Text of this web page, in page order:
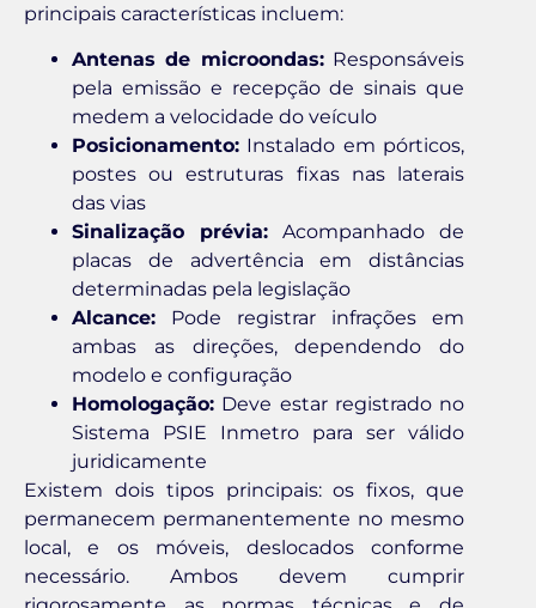
principais características incluem:
Antenas de microondas:Responsáveis
pela emissão e recepção de sinais que
medem a velocidade do veículo
Posicionamento: Instalado em pórticos,
postes ou estruturas fixas nas laterais
das vias
Sinalização prévia: Acompanhado de
placas de advertência em distâncias
determinadas pela legislação
Alcance: Pode registrar infrações em
ambas as direções, dependendo do
modelo e configuração
Homologação: Deve estar registrado no
Sistema PSIE Inmetro para ser válido
juridicamente
Existem dois tipos principais: os fixos, que
permanecem permanentemente no mesmo
local, e os móveis, deslocados conforme
necessário. Ambos devem cumprir